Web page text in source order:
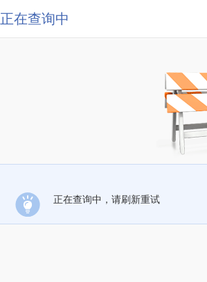
正在查询中
正在查询中，请刷新重试